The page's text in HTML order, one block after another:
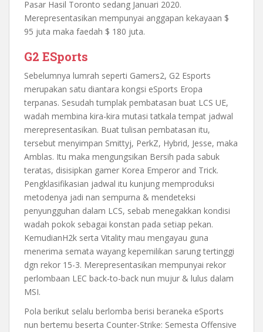
Pasar Hasil Toronto sedang Januari 2020.
Merepresentasikan mempunyai anggapan kekayaan $
95 juta maka faedah $ 180 juta.
G2 ESports
Sebelumnya lumrah seperti Gamers2, G2 Esports
merupakan satu diantara kongsi eSports Eropa
terpanas. Sesudah tumplak pembatasan buat LCS UE,
wadah membina kira-kira mutasi tatkala tempat jadwal
merepresentasikan. Buat tulisan pembatasan itu,
tersebut menyimpan Smittyj, PerkZ, Hybrid, Jesse, maka
Amblas. Itu maka mengungsikan Bersih pada sabuk
teratas, disisipkan gamer Korea Emperor and Trick.
Pengklasifikasian jadwal itu kunjung memproduksi
metodenya jadi nan sempurna & mendeteksi
penyungguhan dalam LCS, sebab menegakkan kondisi
wadah pokok sebagai konstan pada setiap pekan.
KemudianH2k serta Vitality mau mengayau guna
menerima semata wayang kepemilikan sarung tertinggi
dgn rekor 15-3. Merepresentasikan mempunyai rekor
perlombaan LEC back-to-back nun mujur & lulus dalam
MSI.
Pola berikut selalu berlomba berisi beraneka eSports
nun bertemu beserta Counter-Strike: Semesta Offensive